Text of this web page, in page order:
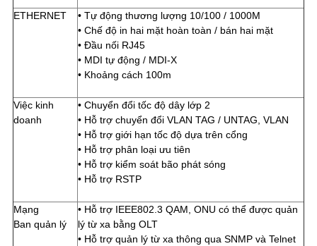
ETHERNET
• Tự động thương lượng 10/100 / 1000M
• Chế độ in hai mặt hoàn toàn / bán hai mặt
• Đầu nối RJ45
• MDI tự động / MDI-X
• Khoảng cách 100m
Việc kinh
doanh
• Chuyển đổi tốc độ dây lớp 2
• Hỗ trợ chuyển đổi VLAN TAG / UNTAG, VLAN
• Hỗ trợ giới hạn tốc độ dựa trên cổng
• Hỗ trợ phân loại ưu tiên
• Hỗ trợ kiểm soát bão phát sóng
• Hỗ trợ RSTP
Mạng
Ban quản lý
• Hỗ trợ IEEE802.3 QAM, ONU có thể được quản
lý từ xa bằng OLT
• Hỗ trợ quản lý từ xa thông qua SNMP và Telnet